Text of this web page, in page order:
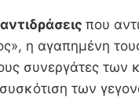
αντιδράσεις που
η αγαπημένη
συνεργάτες των
των